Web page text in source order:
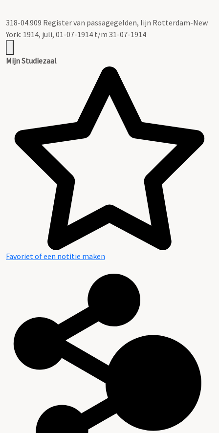
318-04.909 Register van passagegelden, lijn Rotterdam-New
York: 1914, juli, 01-07-1914 t/m 31-07-1914
Mijn Studiezaal
Favoriet of een notitie maken